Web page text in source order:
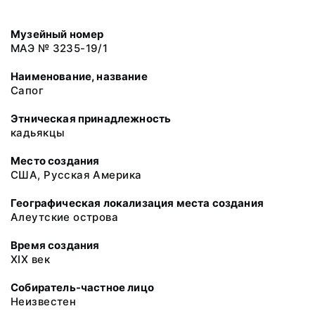
Музейный номер
МАЭ № 3235-19/1
Наименование, название
Сапог
Этническая принадлежность
кадьякцы
Место создания
США, Русская Америка
Географическая локализация места создания
Алеутские острова
Время создания
XIX век
Собиратель-частное лицо
Неизвестен